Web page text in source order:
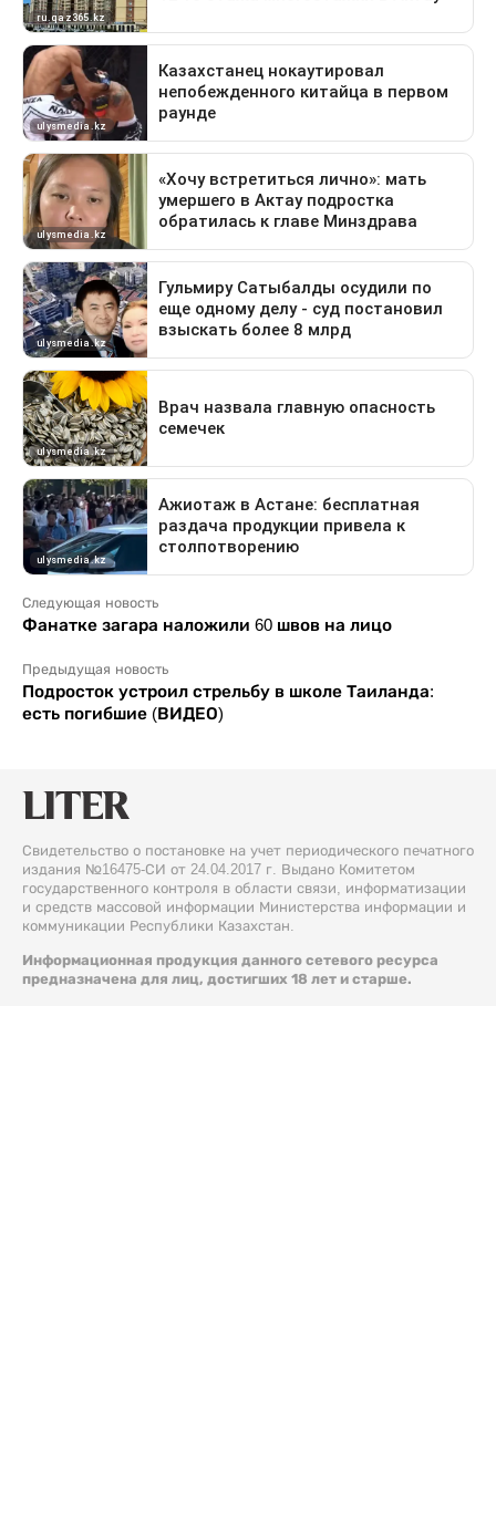
Следующая новость
Фанатке загара наложили 60 швов на лицо
Предыдущая новость
Подросток устроил стрельбу в школе Таиланда:
есть погибшие (ВИДЕО)
Свидетельство о постановке на учет периодического печатного
издания №16475-СИ от 24.04.2017 г. Выдано Комитетом
государственного контроля в области связи, информатизации
и средств массовой информации Министерства информации и
коммуникации Республики Казахстан.
Информационная продукция данного сетевого ресурса
предназначена для лиц, достигших 18 лет и старше.